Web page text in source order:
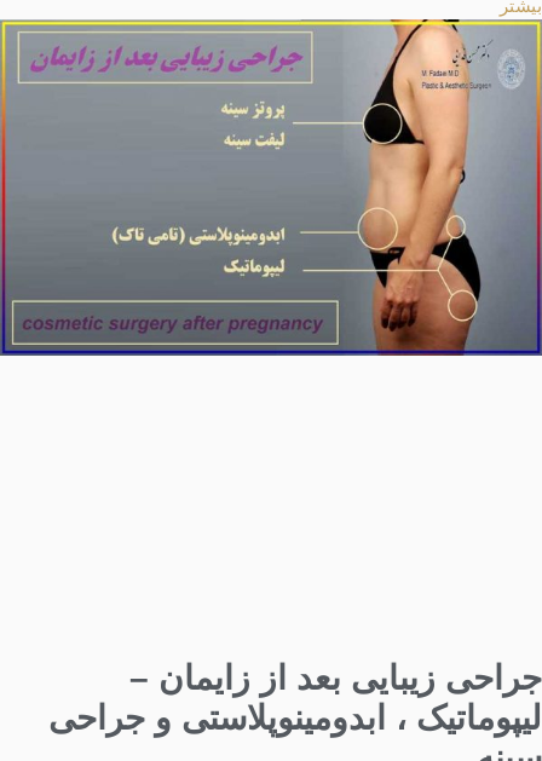
بیشتر
جراحی زیبایی بعد از زایمان –
لیپوماتیک ، ابدومینوپلاستی و جراحی